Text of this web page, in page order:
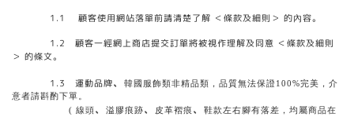
1.1 顧客使用網站落單前請清楚了解 ＜條款及細則＞ 的內容。
1.2 顧客一經網上商店提交訂單將被視作理解及同意 ＜條款及細則
＞ 的條文。
1.3 運動品牌、
韓國服飾類非精品類，品質無法保證100%完美，介
意者請斟酌下單。
( 線頭、 溢膠痕跡、 皮革褶痕 、
鞋款左右腳有落差，均屬商品在